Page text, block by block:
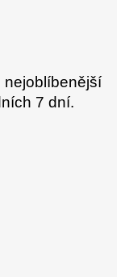
nejoblíbenější
7 dní.